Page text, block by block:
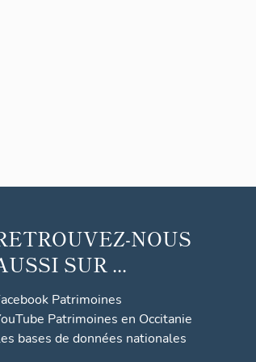
NOUS
SUR ...
Patrimoines
Patrimoines en Occitanie
bases de données nationales